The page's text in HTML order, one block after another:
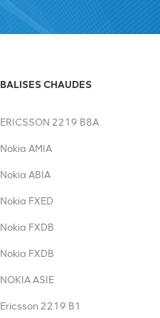
BALISES CHAUDES
ERICSSON 2219 B8A
Nokia AMIA
Nokia ABIA
Nokia FXED
Nokia FXDB
Nokia FXDB
NOKIA ASIE
Ericsson 2219 B1